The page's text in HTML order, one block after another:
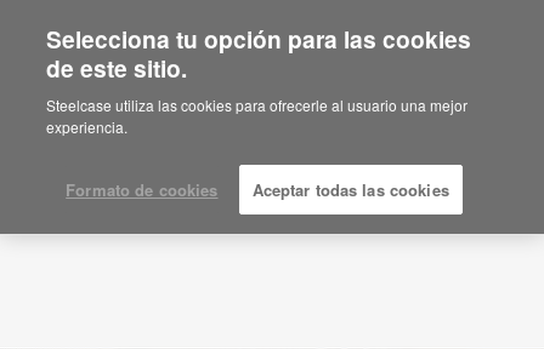
Ubicaciones de la empresa
Selecciona tu opción para las cookies
de este sitio.
Steelcase utiliza las cookies para ofrecerle al usuario una mejor
experiencia.
Formato de cookies Aceptar todas las cookies